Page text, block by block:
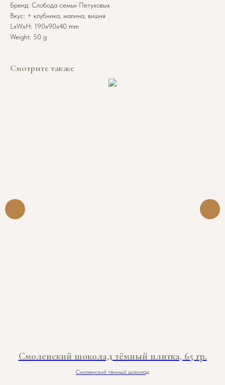
Бренд: Слобода семьи Петуховых
Вкус: + клубника, малина, вишня
LxWxH: 190x90x40 mm
Weight: 50 g
Смотрите также
Смоленский шоколад тёмный плитка, 65 гр.
Смоленский тёмный шоколад